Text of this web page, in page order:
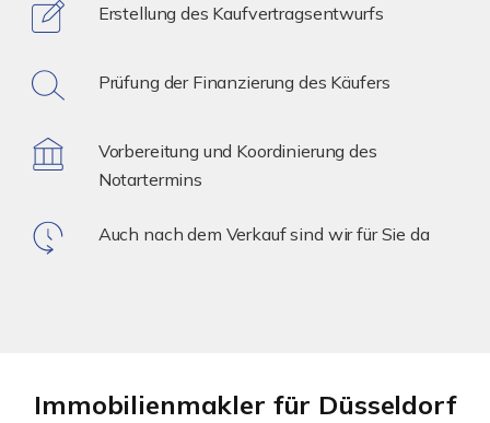
Erstellung des Kaufvertragsentwurfs
Prüfung der Finanzierung des Käufers
Vorbereitung und Koordinierung des
Notartermins
Auch nach dem Verkauf sind wir für Sie da
Immobilienmakler für Düsseldorf